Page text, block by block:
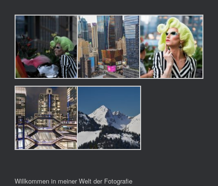
Willkommen in meiner Welt der Fotografie